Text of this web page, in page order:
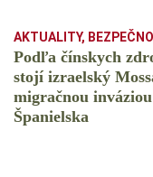
AKTUALITY,
Podľa čínskych
stojí izraelský
migračnou
Španielska